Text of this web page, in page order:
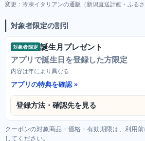
変更：冷凍イタリアンの通販（新潟直送計画・ふる
対象者限定の割引
対象者限定 誕生月プレゼント
アプリで誕生日を登録した方限定
内容は年により異なる
アプリの特典を確認
登録方法・確認先を見る
クーポンの対象商品・価格・有効期限は、利用
してください。